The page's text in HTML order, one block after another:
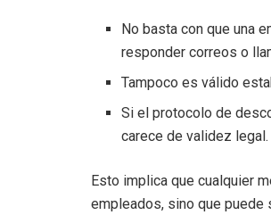
No basta con que una
responder correos o
Tampoco es válido
Si el protocolo de
carece de validez legal.
Esto implica que cualquier
empleados, sino que puede